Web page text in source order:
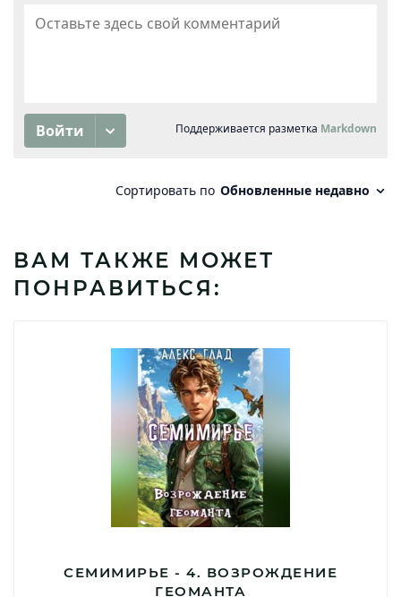
ВАМ ТАКЖЕ МОЖЕТ
ПОНРАВИТЬСЯ:
СЕМИМИРЬЕ - 4. ВОЗРОЖДЕНИЕ
ГЕОМАНТА